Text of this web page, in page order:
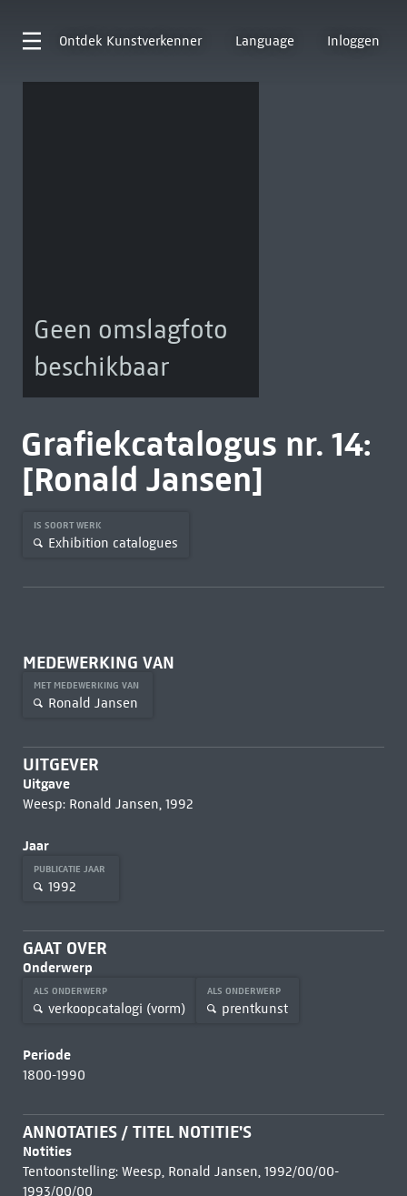
Ontdek Kunstverkenner Language Inloggen
Geen omslagfoto
beschikbaar
Grafiekcatalogus nr. 14:
[Ronald Jansen]
IS SOORT WERK
Exhibition catalogues
MEDEWERKING VAN
MET MEDEWERKING VAN
Ronald Jansen
UITGEVER
Uitgave
Weesp: Ronald Jansen, 1992
Jaar
PUBLICATIE JAAR
1992
GAAT OVER
Onderwerp
ALS ONDERWERP
verkoopcatalogi (vorm)
ALS ONDERWERP
prentkunst
Periode
1800-1990
ANNOTATIES / TITEL NOTITIE'S
Notities
Tentoonstelling: Weesp, Ronald Jansen, 1992/00/00-
1993/00/00